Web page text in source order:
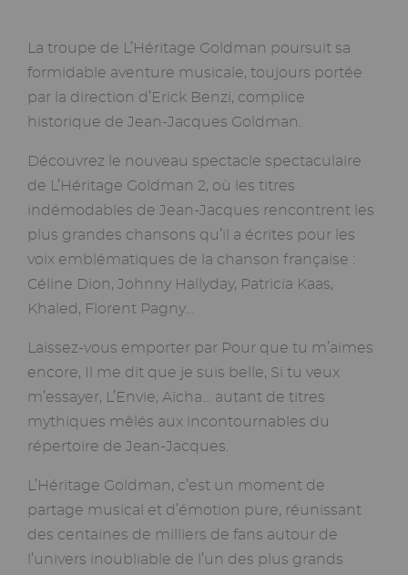
La troupe de L’Héritage Goldman poursuit sa
formidable aventure musicale, toujours portée
par la direction d’Erick Benzi, complice
historique de Jean-Jacques Goldman.
Découvrez le nouveau spectacle spectaculaire
de L’Héritage Goldman 2, où les titres
indémodables de Jean-Jacques rencontrent les
plus grandes chansons qu’il a écrites pour les
voix emblématiques de la chanson française :
Céline Dion, Johnny Hallyday, Patricia Kaas,
Khaled, Florent Pagny…
Laissez-vous emporter par Pour que tu m’aimes
encore, Il me dit que je suis belle, Si tu veux
m’essayer, L’Envie, Aïcha… autant de titres
mythiques mêlés aux incontournables du
répertoire de Jean-Jacques.
L’Héritage Goldman, c’est un moment de
partage musical et d’émotion pure, réunissant
des centaines de milliers de fans autour de
l’univers inoubliable de l’un des plus grands